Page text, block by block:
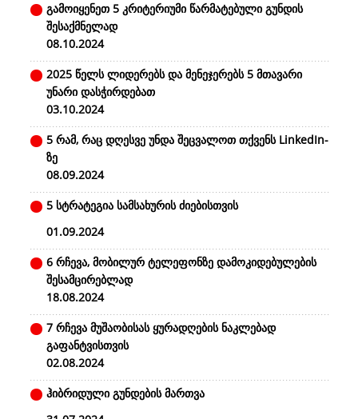
გამოიყენეთ 5 კრიტერიუმი წარმატებული გუნდის
შესაქმნელად
08.10.2024
2025 წელს ლიდერებს და მენეჯერებს 5 მთავარი
უნარი დასჭირდებათ
03.10.2024
5 რამ, რაც დღესვე უნდა შეცვალოთ თქვენს LinkedIn-
ზე
08.09.2024
5 სტრატეგია სამსახურის ძიებისთვის
01.09.2024
6 რჩევა, მობილურ ტელეფონზე დამოკიდებულების
შესამცირებლად
18.08.2024
7 რჩევა მუშაობისას ყურადღების ნაკლებად
გაფანტვისთვის
02.08.2024
ჰიბრიდული გუნდების მართვა